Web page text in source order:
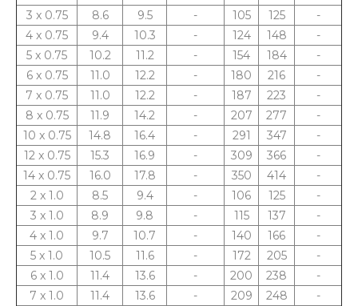
3 x 0.75
8.6 9.5 - 105 125
-
4 x 0.75
9.4 10.3 - 124 148
-
5 x 0.75
10.2 11.2 - 154 184
-
6 x 0.75
11.0 12.2 - 180 216
-
7 x 0.75
11.0 12.2 - 187 223
-
8 x 0.75
11.9 14.2 - 207 277
-
10 x 0.75
14.8 16.4 - 291 347
-
12 x 0.75
15.3 16.9 - 309 366
-
14 x 0.75
16.0 17.8 - 350 414
-
2 x 1.0
8.5 9.4 - 106 125
-
3 x 1.0
8.9 9.8 - 115 137
-
4 x 1.0
9.7 10.7 - 140 166
-
5 x 1.0
10.5 11.6 - 172 205
-
6 x 1.0
11.4 13.6 - 200 238
-
7 x 1.0
11.4 13.6 - 209 248
-